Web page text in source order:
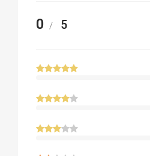
0 / 5